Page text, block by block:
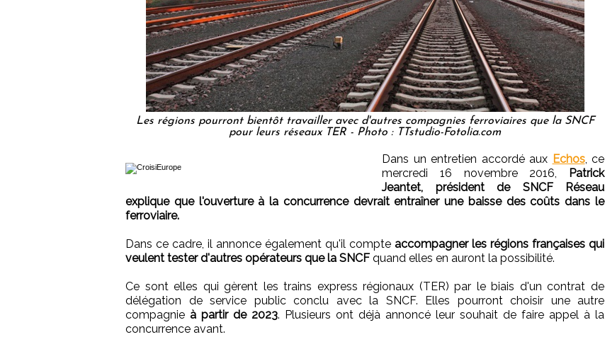
Les régions pourront bientôt travailler avec d'autres compagnies ferroviaires que la SNCF
pour leurs réseaux TER - Photo : TTstudio-Fotolia.com
Dans un entretien accordé aux Echos, ce
mercredi 16 novembre 2016,
Patrick
Jeantet, président de SNCF Réseau
explique que l'ouverture à la concurrence devrait entraîner une baisse des coûts dans le
ferroviaire.
Dans ce cadre, il annonce également qu'il compte accompagner les régions françaises qui
veulent tester d'autres opérateurs que la SNCF quand elles en auront la possibilité.
Ce sont elles qui gèrent les trains express régionaux (TER) par le biais d'un contrat de
délégation de service public conclu avec la SNCF. Elles pourront choisir une autre
compagnie à partir de 2023. Plusieurs ont déjà annoncé leur souhait de faire appel à la
concurrence avant.